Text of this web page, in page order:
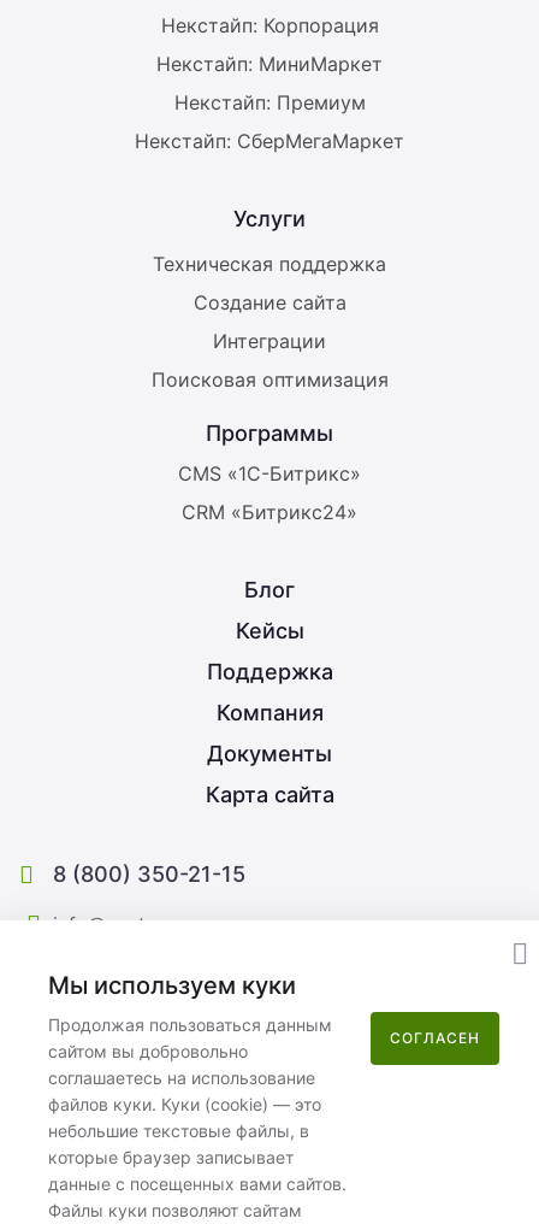
Некстайп: Корпорация
Некстайп: МиниМаркет
Некстайп: Премиум
Некстайп: СберМегаМаркет
Услуги
Техническая поддержка
Создание сайта
Интеграции
Поисковая оптимизация
Программы
CMS «1С-Битрикс»
CRM «Битрикс24»
Блог
Кейсы
Поддержка
Компания
Документы
Карта сайта
8 (800) 350-21-15
info@nextype.ru
Москва
Пн–Пт 08:00–17:00
ООО «Некстайп» 2026 © Все права защищены
Мы используем куки
Продолжая пользоваться данным
сайтом вы добровольно
соглашаетесь на использование
файлов куки. Куки (cookie) — это
небольшие текстовые файлы, в
которые браузер записывает
данные с посещенных вами сайтов.
Файлы куки позволяют сайтам
СОГЛАСЕН